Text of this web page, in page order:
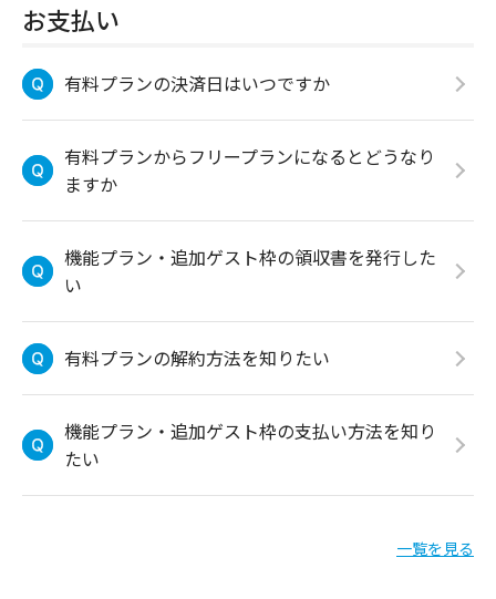
お支払い
有料プランの決済日はいつですか
有料プランからフリープランになるとどうなり
ますか
機能プラン・追加ゲスト枠の領収書を発行した
い
有料プランの解約方法を知りたい
機能プラン・追加ゲスト枠の支払い方法を知り
たい
一覧を見る